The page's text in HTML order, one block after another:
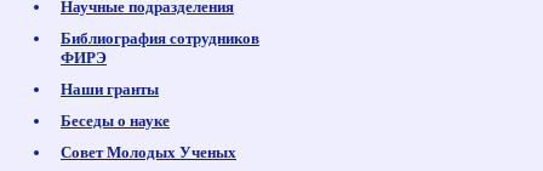
Научные подразделения
Библиография сотрудников
ФИРЭ
Наши гранты
Беседы о науке
Совет Молодых Ученых